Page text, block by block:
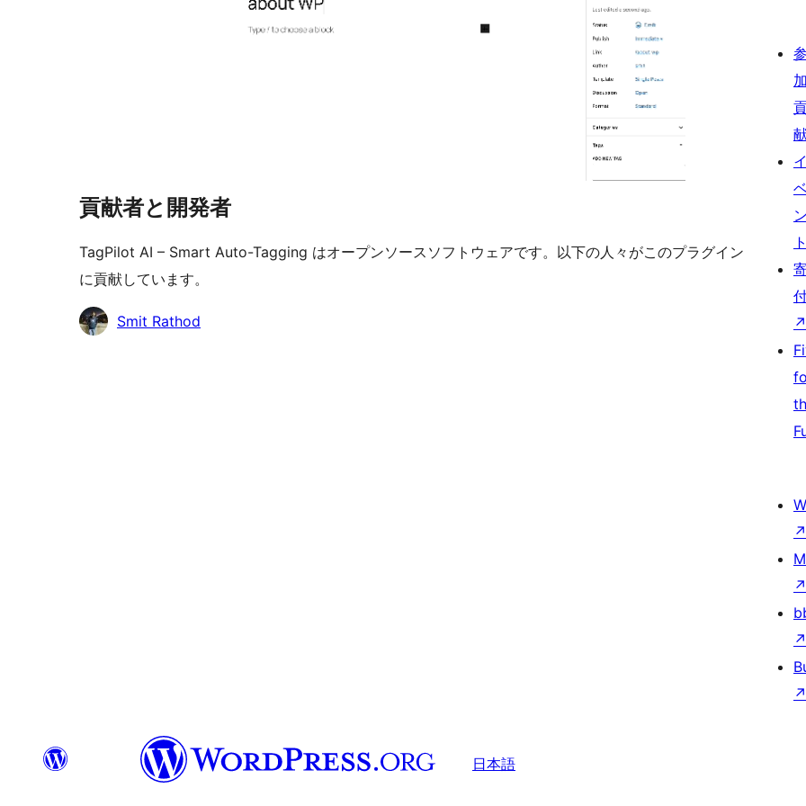
貢献者と開発者
TagPilot AI – Smart Auto-Tagging はオープンソースソフトウェアです。以下の人々がこのプラグイン
に貢献しています。
貢
Smit Rathod
参
イ
ン
ト
↗
↗
↗
↗
↗
日本語